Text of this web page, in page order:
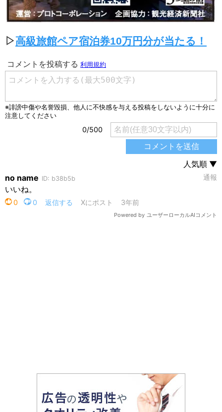
▷高級旅館ペア宿泊券10万円分が当たる！